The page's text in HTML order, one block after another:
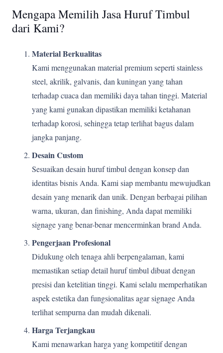
Mengapa Memilih Jasa Huruf Timbul
dari Kami?
Material Berkualitas
Kami menggunakan material premium seperti stainless
steel, akrilik, galvanis, dan kuningan yang tahan
terhadap cuaca dan memiliki daya tahan tinggi. Material
yang kami gunakan dipastikan memiliki ketahanan
terhadap korosi, sehingga tetap terlihat bagus dalam
jangka panjang.
Desain Custom
Sesuaikan desain huruf timbul dengan konsep dan
identitas bisnis Anda. Kami siap membantu mewujudkan
desain yang menarik dan unik. Dengan berbagai pilihan
warna, ukuran, dan finishing, Anda dapat memiliki
signage yang benar-benar mencerminkan brand Anda.
Pengerjaan Profesional
Didukung oleh tenaga ahli berpengalaman, kami
memastikan setiap detail huruf timbul dibuat dengan
presisi dan ketelitian tinggi. Kami selalu memperhatikan
aspek estetika dan fungsionalitas agar signage Anda
terlihat sempurna dan mudah dikenali.
Harga Terjangkau
Kami menawarkan harga yang kompetitif dengan